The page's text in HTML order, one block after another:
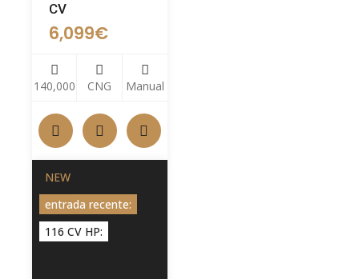
CV
6,099€
140,000 CNG Manual
NEW
entrada recente:
116 CV HP: